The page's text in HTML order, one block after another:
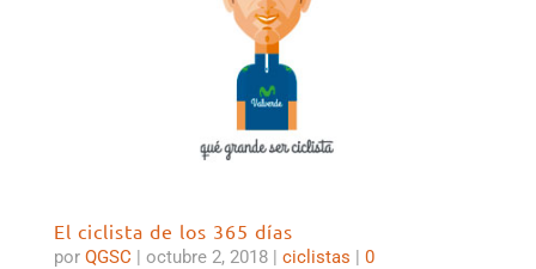
El ciclista de los 365 días
por QGSC | octubre 2, 2018 | ciclistas | 0